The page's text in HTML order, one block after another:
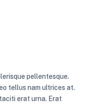
pellentesque.
tellus nam ultrices at.
erat urna. Erat